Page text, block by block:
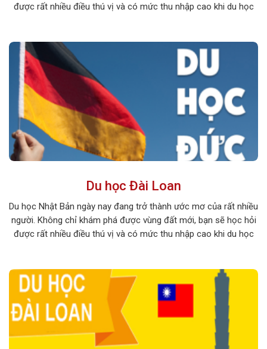
được rất nhiều điều thú vị và có mức thu nhập cao khi du học
Du học Đài Loan
Du học Nhật Bản ngày nay đang trở thành ước mơ của rất nhiều
người. Không chỉ khám phá được vùng đất mới, bạn sẽ học hỏi
được rất nhiều điều thú vị và có mức thu nhập cao khi du học